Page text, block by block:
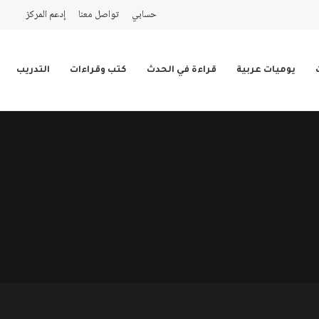
حسابي تواصل معنا إدعم المركز
يوميات عربية قراءة في الحدث كتب وقراءات التدريب